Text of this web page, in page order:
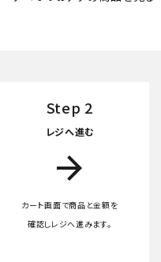
Step 2
レジへ進む
arrow_forward
カート画面で商品と金額を
確認しレジへ進みます。